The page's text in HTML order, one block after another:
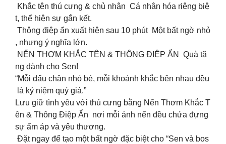
Khắc tên thú cưng & chủ nhân Cá nhân hóa riêng biệ
t, thể hiện sự gắn kết.
Thông điệp ẩn xuất hiện sau 10 phút Một bất ngờ nhỏ
, nhưng ý nghĩa lớn.
NẾN THƠM KHẮC TÊN & THÔNG ĐIỆP ẨN Quà tặ
ng dành cho Sen!
“Mỗi dấu chân nhỏ bé, mỗi khoảnh khắc bên nhau đều
là kỷ niệm quý giá.”
Lưu giữ tình yêu với thú cưng bằng Nến Thơm Khắc T
ên & Thông Điệp Ẩn nơi mỗi ánh nến đều chứa đựng
sự ấm áp và yêu thương.
Đặt ngay để tạo một bất ngờ đặc biệt cho “Sen và bos